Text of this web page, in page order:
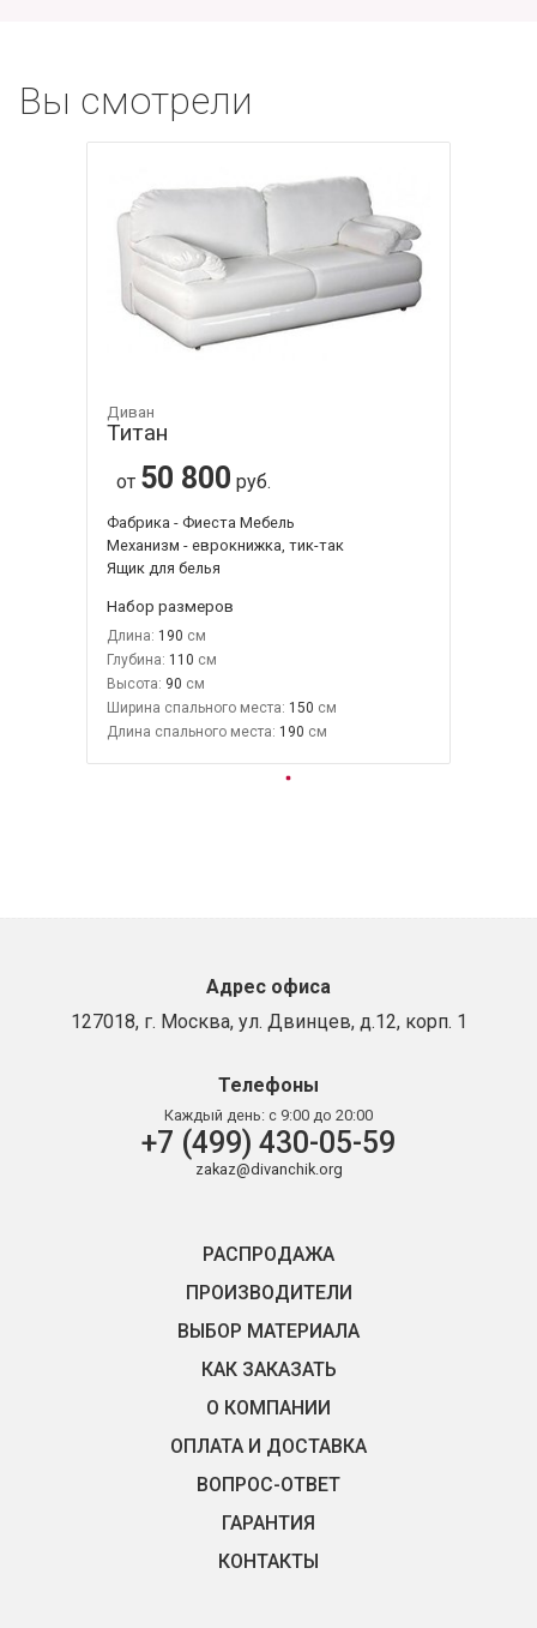
Вы смотрели
Диван
Титан
от 50 800 руб.
Фабрика - Фиеста Мебель
Механизм - еврокнижка, тик-так
Ящик для белья
Набор размеров
Длина: 190
Глубина: 110
Высота: 90
Ширина спального места: 150
Длина спального места: 190
Адрес офиса
127018, г. Москва, ул. Двинцев, д.12, корп. 1
Телефоны
Каждый день: с 9:00 до 20:00
+7 (499) 430-05-59
zakaz@divanchik.org
РАСПРОДАЖА
ПРОИЗВОДИТЕЛИ
ВЫБОР МАТЕРИАЛА
КАК ЗАКАЗАТЬ
О КОМПАНИИ
ОПЛАТА И ДОСТАВКА
ВОПРОС-ОТВЕТ
ГАРАНТИЯ
КОНТАКТЫ